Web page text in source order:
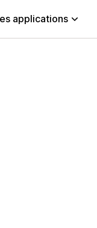
applications